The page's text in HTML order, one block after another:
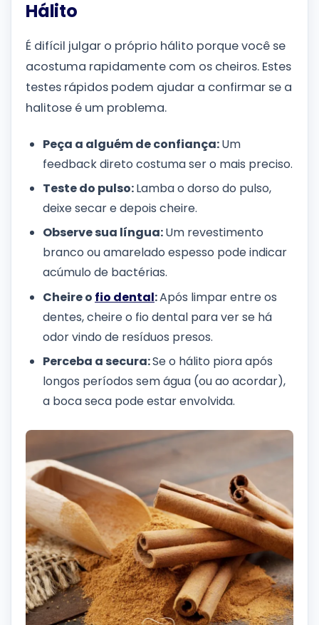
Hálito
É difícil julgar o próprio hálito porque você se
acostuma rapidamente com os cheiros. Estes
testes rápidos podem ajudar a confirmar se a
halitose é um problema.
Peça a alguém de confiança:Um
feedback direto costuma ser o mais preciso.
Teste do pulso:Lamba o dorso do pulso,
deixe secar e depois cheire.
Observe sua língua:Um revestimento
branco ou amarelado espesso pode indicar
acúmulo de bactérias.
Cheire o fio dental:Após limpar entre os
dentes, cheire o fio dental para ver se há
odor vindo de resíduos presos.
Perceba a secura:Se o hálito piora após
longos períodos sem água (ou ao acordar),
a boca seca pode estar envolvida.